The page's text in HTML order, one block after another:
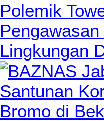
Polemik
Lingkungan